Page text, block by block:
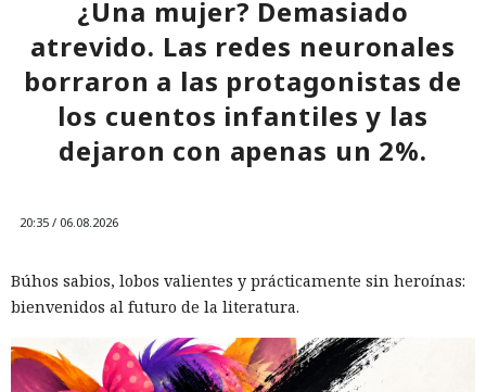
¿Una mujer? Demasiado
atrevido. Las redes neuronales
borraron a las protagonistas de
los cuentos infantiles y las
dejaron con apenas un 2%.
20:35 / 06.08.2026
Búhos sabios, lobos valientes y prácticamente sin heroínas:
bienvenidos al futuro de la literatura.